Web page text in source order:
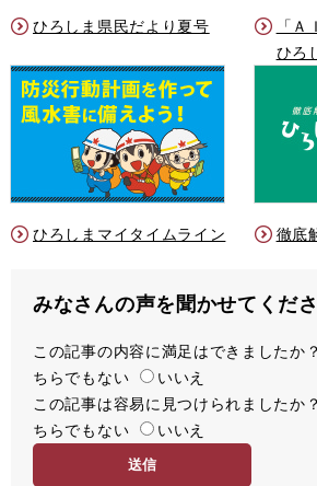
ひろしま県民だより夏号
「
ひろ
ひろしまマイタイムライン 徹底
みなさんの声を聞かせてくだ
満
足
度
この記事の内容に満足はできました
ちらでもない
いいえ
容
易
この記事は容易に見つけられました
ちらでもない
いいえ